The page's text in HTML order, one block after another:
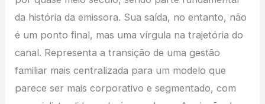
da história da emissora. Sua saída, no entanto, não
é um ponto final, mas uma vírgula na trajetória do
canal. Representa a transição de uma gestão
familiar mais centralizada para um modelo que
parece ser mais corporativo e segmentado, com